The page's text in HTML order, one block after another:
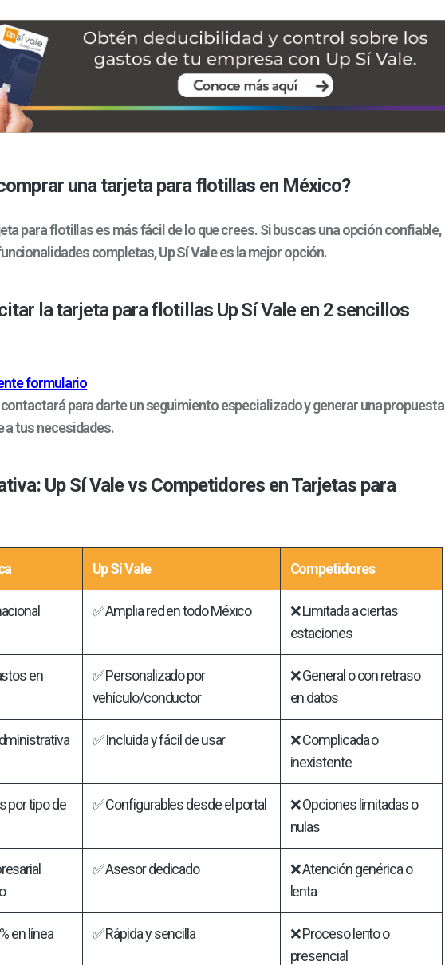
una tarjeta para flotillas en México?
para flotillas es más fácil de lo que crees. Si buscas una opción confiable,
completas,Up Sí Valees la mejor opción.
la tarjeta para flotillas Up Sí Vale en 2 sencillos
formulario
para darte un seguimiento especializado y generar una propuesta
a tus necesidades.
Up Sí Vale vs Competidores en Tarjetas para
Up Sí Vale Competidores
✅ Amplia red en todo México
❌ Limitada a ciertas
estaciones
en
✅ Personalizado por
vehículo/conductor
❌ General o con retraso
en datos
✅ Incluida y fácil de usar
❌ Complicada o
inexistente
por tipo de
✅ Configurables desde el portal
❌ Opciones limitadas o
nulas
✅ Asesor dedicado
❌ Atención genérica o
lenta
en línea ✅ Rápida y sencilla
❌ Proceso lento o
presencial